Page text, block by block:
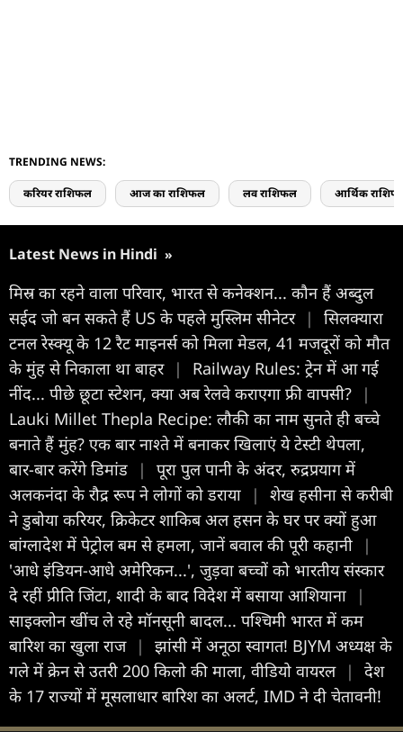
TRENDING NEWS:
करियर राशिफल आज का राशिफल लव राशिफल आर्थिक
Latest News in Hindi »
मिस्र का रहने वाला परिवार, भारत से कनेक्शन... कौन हैं अब्दुल
सईद जो बन सकते हैं US के पहले मुस्लिम सीनेटर |
सिलक्यारा
टनल रेस्क्यू के 12 रैट माइनर्स को मिला मेडल, 41 मजदूरों को मौत
के मुंह से निकाला था बाहर |
Railway Rules: ट्रेन में आ गई
नींद... पीछे छूटा स्टेशन, क्या अब रेलवे कराएगा फ्री वापसी?
|
Lauki Millet Thepla Recipe: लौकी का नाम सुनते ही बच्चे
बनाते हैं मुंह? एक बार नाश्ते में बनाकर खिलाएं ये टेस्टी थेपला,
बार-बार करेंगे डिमांड
|
पूरा पुल पानी के अंदर, रुद्रप्रयाग में
अलकनंदा के रौद्र रूप ने लोगों को डराया
|
शेख हसीना से करीबी
ने डुबोया करियर, क्रिकेटर शाकिब अल हसन के घर पर क्यों हुआ
बांग्लादेश में पेट्रोल बम से हमला, जानें बवाल की पूरी कहानी
|
'आधे इंडियन-आधे अमेरिकन...', जुड़वा बच्चों को भारतीय संस्कार
दे रहीं प्रीति जिंटा, शादी के बाद विदेश में बसाया आशियाना
|
साइक्लोन खींच ले रहे मॉनसूनी बादल... पश्चिमी भारत में कम
बारिश का खुला राज |
झांसी में अनूठा स्वागत! BJYM अध्यक्ष के
गले में क्रेन से उतरी 200 किलो की माला, वीडियो वायरल |
देश
के 17 राज्यों में मूसलाधार बारिश का अलर्ट, IMD ने दी चेतावनी!